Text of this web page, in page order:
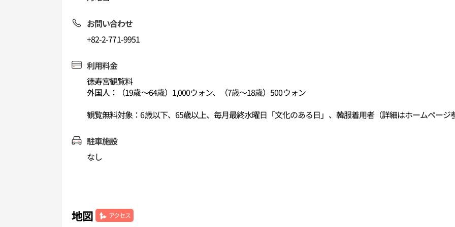
お問い合わせ
+82-2-771-9951
利用料金
徳寿宮観覧料
外国人：（19歳～64歳）1,000ウォン、（7歳～18歳）500ウォン
観覧無料対象：6歳以下、65歳以上、毎月最終水曜日「文化のある日」、韓服着用者（詳細はホームページ
駐車施設
なし
地図 アクセス